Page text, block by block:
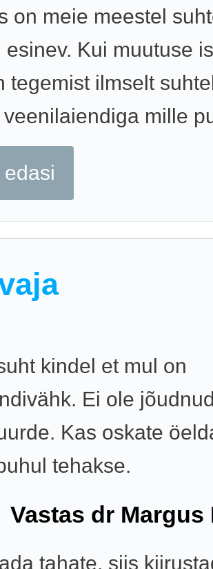
on meie meestel
esinev. Kui muutuse
tegemist ilmselt
mille
edasi
kindel et mul on
Ei ole
Kas oskate
tehakse.
Vastas dr Margus
tahate, siis